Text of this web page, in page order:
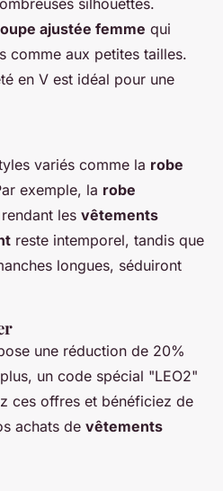
silhouettes.
ajustée femme qui
comme aux petites tailles.
en V est idéal pour une
variés comme la robe
exemple, la robe
les vêtements
reste intemporel, tandis que
longues, séduiront
une réduction de 20%
un code spécial "LEO2"
ces offres et bénéficiez de
achats de vêtements